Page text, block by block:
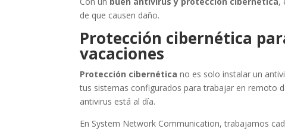
de que causen daño.
Protección cibernética
vacaciones
Protección cibernética no es solo instalar un
tus sistemas configurados para trabajar en remoto
antivirus está al día.
En System Network Communication, trabajamos